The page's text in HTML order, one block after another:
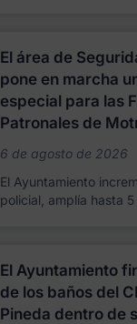
El área de
pone en marcha
especial para las
Patronales de
6 de agosto de 2026
El Ayuntamiento
policial, amplía hasta
El Ayuntamiento
de los baños del
Pineda dentro de